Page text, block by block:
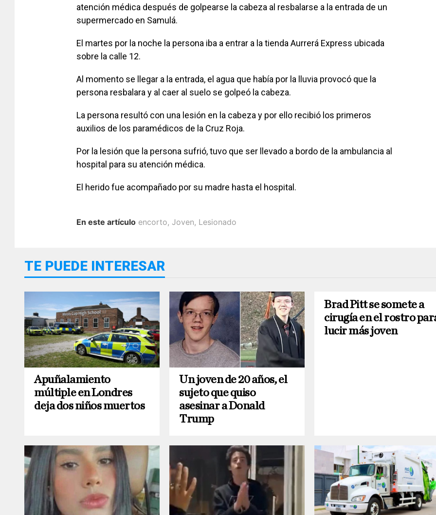
atención médica después de golpearse la cabeza al resbalarse a la entrada de un
supermercado en Samulá.
El martes por la noche la persona iba a entrar a la tienda Aurrerá Express ubicada
sobre la calle 12.
Al momento se llegar a la entrada, el agua que había por la lluvia provocó que la
persona resbalara y al caer al suelo se golpeó la cabeza.
La persona resultó con una lesión en la cabeza y por ello recibió los primeros
auxilios de los paramédicos de la Cruz Roja.
Por la lesión que la persona sufrió, tuvo que ser llevado a bordo de la ambulancia al
hospital para su atención médica.
El herido fue acompañado por su madre hasta el hospital.
En este artículo encorto, Joven, Lesionado
TE PUEDE INTERESAR
Apuñalamiento
múltiple en Londres
deja dos niños muertos
Un joven de 20 años, el
sujeto que quiso
asesinar a Donald
Trump
Brad Pitt se somete a
cirugía en el rostro
lucir más joven